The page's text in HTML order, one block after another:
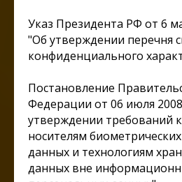
Указ Президента РФ от 6
"Об утверждении перечня
конфиденциального
Постановление
Федерации от 06 июля
утверждении требований
носителям
данных и технологиям
данных вне